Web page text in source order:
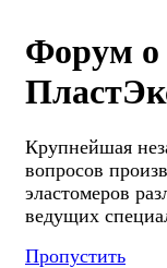
Форум о
Крупнейшая
вопросов
эластомеров
ведущих
Пропустить